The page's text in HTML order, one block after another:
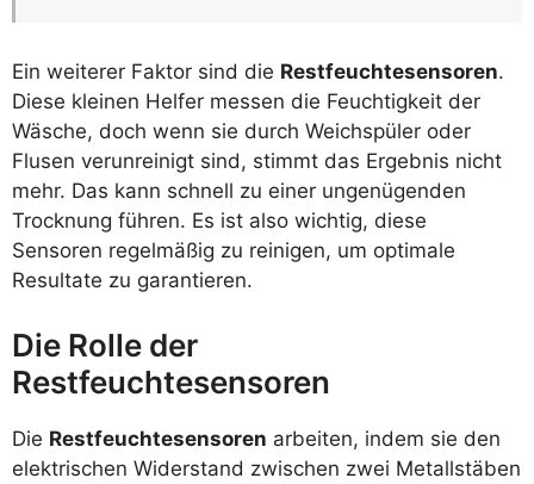
Ein weiterer Faktor sind die Restfeuchtesensoren.
Diese kleinen Helfer messen die Feuchtigkeit der
Wäsche, doch wenn sie durch Weichspüler oder
Flusen verunreinigt sind, stimmt das Ergebnis nicht
mehr. Das kann schnell zu einer ungenügenden
Trocknung führen. Es ist also wichtig, diese
Sensoren regelmäßig zu reinigen, um optimale
Resultate zu garantieren.
Die Rolle der
Restfeuchtesensoren
Die Restfeuchtesensoren arbeiten, indem sie den
elektrischen Widerstand zwischen zwei Metallstäben